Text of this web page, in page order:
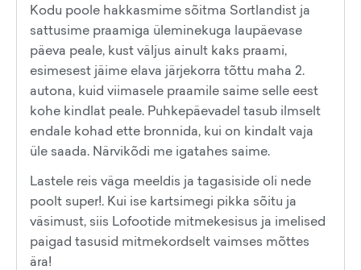
Kodu poole hakkasmime sõitma Sortlandist ja
sattusime praamiga üleminekuga laupäevase
päeva peale, kust väljus ainult kaks praami,
esimesest jäime elava järjekorra tõttu maha 2.
autona, kuid viimasele praamile saime selle eest
kohe kindlat peale. Puhkepäevadel tasub ilmselt
endale kohad ette bronnida, kui on kindalt vaja
üle saada. Närvikõdi me igatahes saime.
Lastele reis väga meeldis ja tagasiside oli nede
poolt super!. Kui ise kartsimegi pikka sõitu ja
väsimust, siis Lofootide mitmekesisus ja imelised
paigad tasusid mitmekordselt vaimses mõttes
ära!